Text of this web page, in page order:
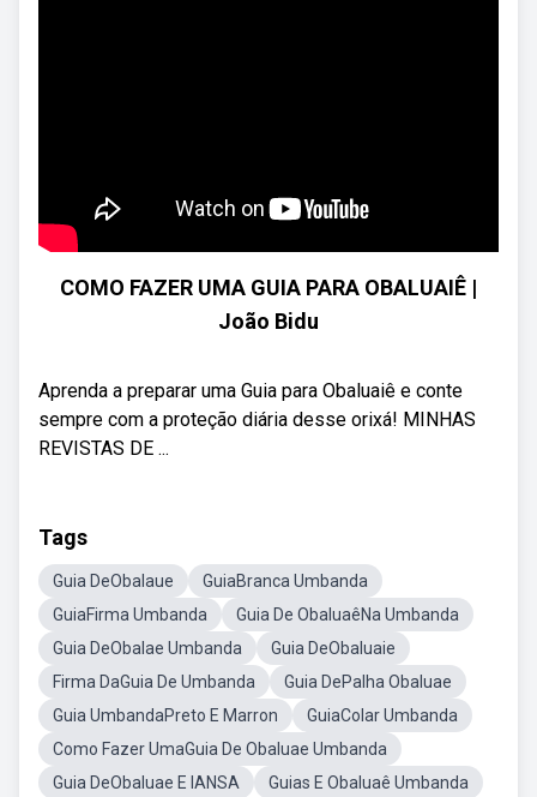
COMO FAZER UMA GUIA PARA OBALUAIÊ |
João Bidu
Aprenda a preparar uma Guia para Obaluaiê e conte
sempre com a proteção diária desse orixá! MINHAS
REVISTAS DE ...
Tags
Guia DeObalaue
GuiaBranca Umbanda
GuiaFirma Umbanda
Guia De ObaluaêNa Umbanda
Guia DeObalae Umbanda
Guia DeObaluaie
Firma DaGuia De Umbanda
Guia DePalha Obaluae
Guia UmbandaPreto E Marron
GuiaColar Umbanda
Como Fazer UmaGuia De Obaluae Umbanda
Guia DeObaluae E IANSA
Guias E Obaluaê Umbanda